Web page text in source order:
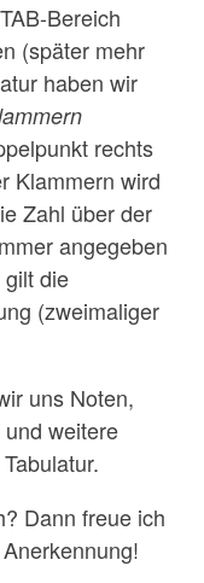
Bereich
(später mehr
haben wir
rechts
Klammern wird
Zahl über der
angegeben
die
(zweimaliger
uns Noten,
weitere
Dann freue ich